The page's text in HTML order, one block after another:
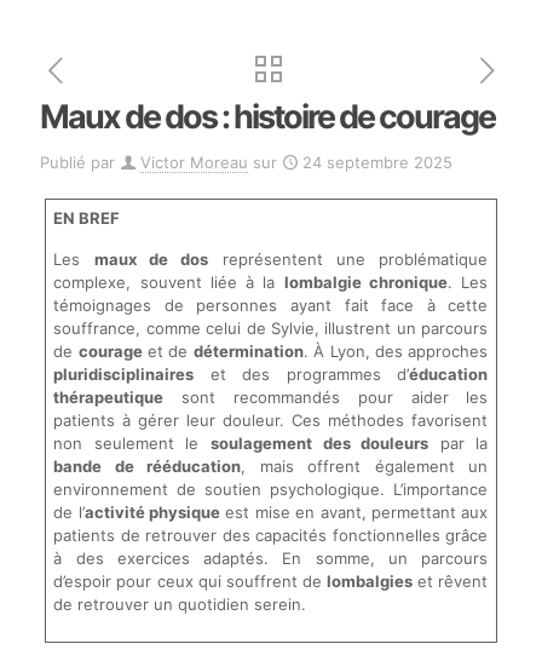
Maux de dos : histoire de courage
Publié par Victor Moreau sur 24 septembre 2025
EN BREF
Les maux de dos représentent une problématique
complexe, souvent liée à la lombalgie chronique. Les
témoignages de personnes ayant fait face à cette
souffrance, comme celui de Sylvie, illustrent un parcours
de courageet de détermination. À Lyon, des approches
pluridisciplinaires et des programmes d’éducation
thérapeutique sont recommandés pour aider les
patients à gérer leur douleur. Ces méthodes favorisent
non seulement lesoulagement des douleurs par la
bande de rééducation, mais offrent également un
environnement de soutien psychologique. L’importance
de l’activité physique est mise en avant, permettant aux
patients de retrouver des capacités fonctionnelles grâce
à des exercices adaptés. En somme, un parcours
d’espoir pour ceux qui souffrent delombalgies et rêvent
de retrouver un quotidien serein.